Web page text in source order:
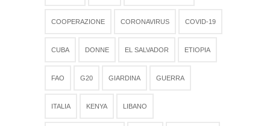
COOPERAZIONE CORONAVIRUS COVID-19
CUBA DONNE EL SALVADOR ETIOPIA
FAO G20 GIARDINA GUERRA
ITALIA KENYA LIBANO